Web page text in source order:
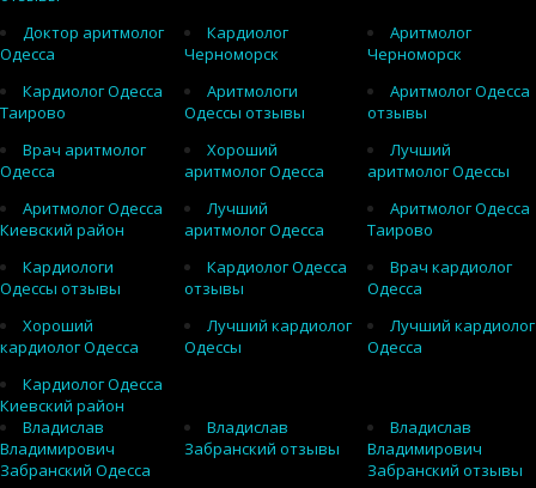
Доктор аритмолог
Одесса
Кардиолог
Черноморск
Аритмолог
Черноморск
Кардиолог Одесса
Таирово
Аритмологи
Одессы отзывы
Аритмолог Одесса
отзывы
Врач аритмолог
Одесса
Хороший
аритмолог Одесса
Лучший
аритмолог Одессы
Аритмолог Одесса
Киевский район
Лучший
аритмолог Одесса
Аритмолог Одесса
Таирово
Кардиологи
Одессы отзывы
Кардиолог Одесса
отзывы
Врач кардиолог
Одесса
Хороший
кардиолог Одесса
Лучший кардиолог
Одессы
Лучший кардиолог
Одесса
Кардиолог Одесса
Киевский район
Владислав
Владимирович
Забранский Одесса
Владислав
Забранский отзывы
Владислав
Владимирович
Забранский отзывы